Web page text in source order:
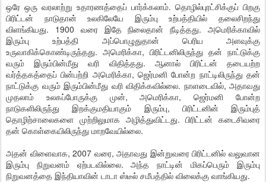
ஒரே ஒரு வரலாற்று உதாரணத்தைப் பார்க்கலாம். தொழில்புரட்சிக்குப் பிறகு
பிரிட்டன் நாடுதான் உலகிலேயே இரும்பு உற்பத்தியில் தலைசிறந்து
விளங்கியது. 1900 வரை இதே நிலைதான் நீடித்தது. அமெரிக்காவில்
இரும்பு உற்பத்தி அப்பொழுதுதான் பெரிய அளவுக்கு
உருவாகிக்கொண்டிருந்தது. அமெரிக்கா, பிரிட்டனிலிருந்து தன் நாட்டுக்கு
வரும் இரும்பின்மீது வரி விதித்தது. ஆனால் பிரிட்டன் தடையற்ற
வர்த்தகத்தைப் பின்பற்றி அமெரிக்கா, ஜெர்மனி போன்ற நாட்டிலிருந்து தன்
நாட்டுக்கு வரும் இரும்பின்மீது வரி விதிக்கவில்லை. நாளடைவில், அதாவது
முதலாம் உலகப்போருக்கு முன், அமெரிக்கா, ஜெர்மனி போன்ற
நாடுகளிலிருந்து இறக்குமதியாகும் இரும்பு, பிரிட்டனின் இரும்புத்
தொழிற்சாலைகளை முற்றிலுமாக அழித்துவிட்டது. பிரிட்டன் கடைசிவரை
தன் கொள்கையிலிருந்து மாறவேயில்லை.
அதன் விளைவாக, 2007 வரை, அதாவது இன்றுவரை பிரிட்டனில் வலுவான
இரும்பு நிறுவனம் ஏற்படவில்லை. அந்த நாட்டின் மிகப்பெரும் இரும்பு
நிறுவனத்தை இந்தியாவின் டாடா ஸ்டீல் சமீபத்தில் விலைக்கு வாங்கியது.